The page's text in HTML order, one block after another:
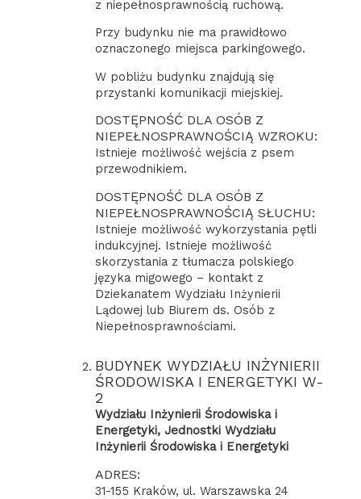
z niepełnosprawnością ruchową.
Przy budynku nie ma prawidłowo
oznaczonego miejsca parkingowego.
W pobliżu budynku znajdują się
przystanki komunikacji miejskiej.
DOSTĘPNOŚĆ DLA OSÓB Z
NIEPEŁNOSPRAWNOŚCIĄ WZROKU:
Istnieje możliwość wejścia z psem
przewodnikiem.
DOSTĘPNOŚĆ DLA OSÓB Z
NIEPEŁNOSPRAWNOŚCIĄ SŁUCHU:
Istnieje możliwość wykorzystania pętli
indukcyjnej. Istnieje możliwość
skorzystania z tłumacza polskiego
języka migowego – kontakt z
Dziekanatem Wydziału Inżynierii
Lądowej lub Biurem ds. Osób z
Niepełnosprawnościami.
BUDYNEK WYDZIAŁU INŻYNIERII
ŚRODOWISKA I ENERGETYKI W-
2
Wydziału Inżynierii Środowiska i
Energetyki, Jednostki Wydziału
Inżynierii Środowiska i Energetyki
ADRES:
31-155 Kraków, ul. Warszawska 24